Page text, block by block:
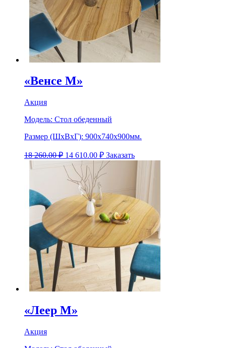
«Венсе М»
Акция
Модель: Стол обеденный
Размер (ШхВхГ): 900х740х900мм.
18 260.00₽ 14 610.00 ₽ Заказать
«Леер М»
Акция